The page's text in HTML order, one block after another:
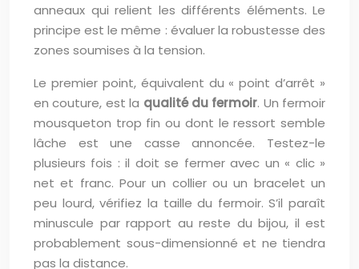
anneaux qui relient les différents éléments. Le
principe est le même : évaluer la robustesse des
zones soumises à la tension.
Le premier point, équivalent du « point d’arrêt »
en couture, est la qualité du fermoir. Un fermoir
mousqueton trop fin ou dont le ressort semble
lâche est une casse annoncée. Testez-le
plusieurs fois : il doit se fermer avec un « clic »
net et franc. Pour un collier ou un bracelet un
peu lourd, vérifiez la taille du fermoir. S’il paraît
minuscule par rapport au reste du bijou, il est
probablement sous-dimensionné et ne tiendra
pas la distance.